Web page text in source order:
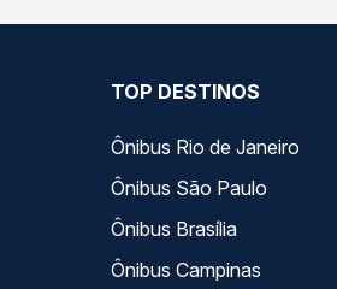
TOP DESTINOS
Ônibus Rio de Janeiro
Ônibus São Paulo
Ônibus Brasília
Ônibus Campinas